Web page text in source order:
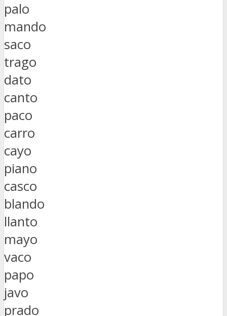
palo
mando
saco
trago
dato
canto
paco
carro
cayo
piano
casco
blando
llanto
mayo
vaco
papo
javo
prado